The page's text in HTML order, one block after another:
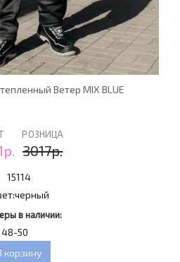
Ветер MIX BLUE
РОЗНИЦА
3017р.
15114
черный
в наличии:
48-50
корзину